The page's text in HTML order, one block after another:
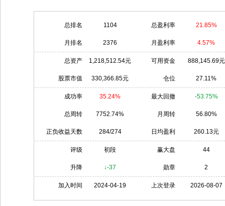
总排名 1104 总盈利率 21.85%
月排名 2376 月盈利率 4.57%
总资产 1,218,512.54元 可用资金 888,145.69元
股票市值 330,366.85元 仓位 27.11%
成功率 35.24% 最大回撤 -53.75%
总周转 7752.74% 月周转 56.80%
正负收益天数 284/274 日均盈利 260.13元
评级 初段 赢大盘 44
升降 ↓-37 勋章 2
加入时间 2024-04-19 上次登录 2026-08-07